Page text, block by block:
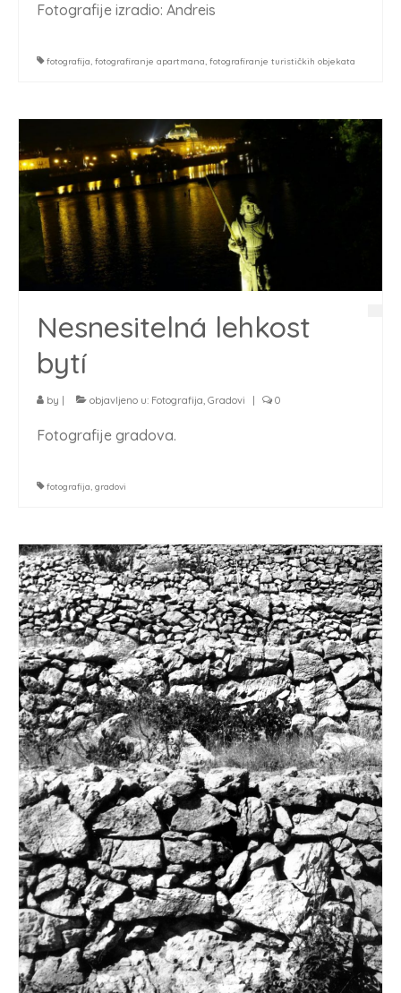
Fotografije izradio: Andreis
fotografija, fotografiranje apartmana, fotografiranje turističkih objekata
Nesnesitelná lehkost
bytí
by objavljeno u: Fotografija, Gradovi 0
Fotografije gradova.
fotografija, gradovi